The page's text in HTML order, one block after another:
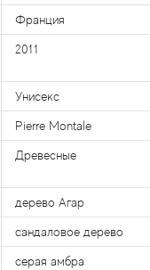
Франция
2011
Унисекс
Pierre Montale
Древесные
дерево Агар
сандаловое дерево
серая амбра